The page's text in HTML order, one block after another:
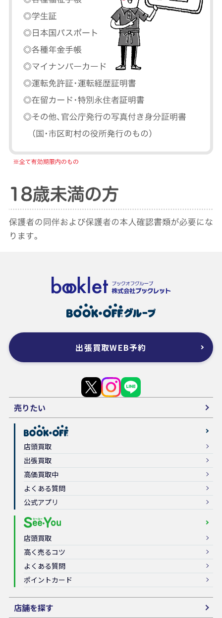
出張買取WEB予約
売りたい
店頭買取
出張買取
高価買取中
よくある質問
公式アプリ
店頭買取
高く売るコツ
よくある質問
ポイントカード
店舗を探す